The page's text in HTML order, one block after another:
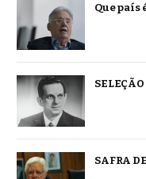
Que país
SAFRA